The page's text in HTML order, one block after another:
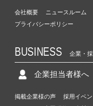
会社概要 ニュースルーム
プライバシーポリシー
BUSINESS 企業・
企業担当者様へ
掲載企業様の声 採用イベン